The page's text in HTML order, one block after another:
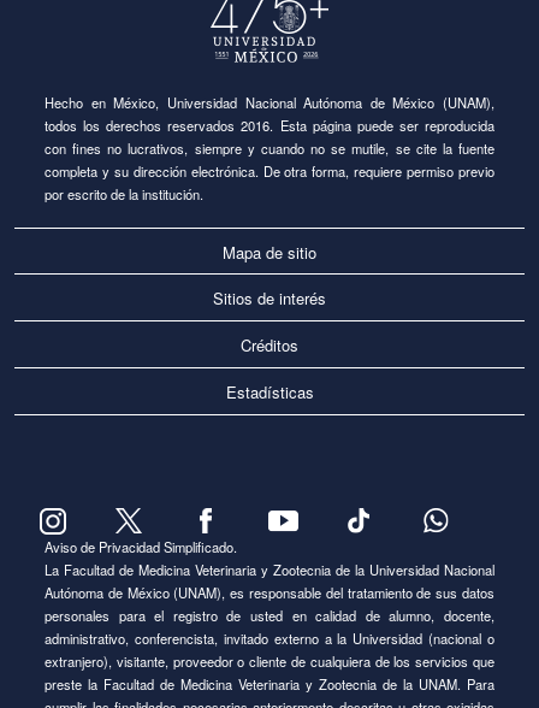
Hecho en México, Universidad Nacional Autónoma de México (UNAM),
todos los derechos reservados 2016. Esta página puede ser reproducida
con fines no lucrativos, siempre y cuando no se mutile, se cite la fuente
completa y su dirección electrónica. De otra forma, requiere permiso previo
por escrito de la institución.
Mapa de sitio
Sitios de interés
Créditos
Estadísticas
Aviso de Privacidad Simplificado.
La Facultad de Medicina Veterinaria y Zootecnia de la Universidad Nacional
Autónoma de México (UNAM), es responsable del tratamiento de sus datos
personales para el registro de usted en calidad de alumno, docente,
administrativo, conferencista, invitado externo a la Universidad (nacional o
extranjero), visitante, proveedor o cliente de cualquiera de los servicios que
preste la Facultad de Medicina Veterinaria y Zootecnia de la UNAM. Para